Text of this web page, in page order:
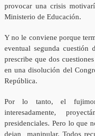
provocar una crisis
Ministerio de Educación.
Y no le conviene porque
eventual segunda cuestión
prescribe que dos
en una disolución del
República.
Por lo tanto, el
interesadamente,
presidenciales. Pero lo que
dejan manipular. Todos